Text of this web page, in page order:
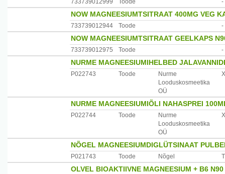
733739012999 Toode -
NOW MAGNEESIUMTSITRAAT 400MG VEG
733739012944 Toode -
NOW MAGNEESIUMTSITRAAT GEELKAPS
733739012975 Toode -
NURME MAGNEESIUMIHELBED
P022743 Toode
Nurme
Looduskosmeetika
OÜ
NURME MAGNEESIUMIÕLI NAHASPREI
P022744 Toode
Nurme
Looduskosmeetika
OÜ
NÕGEL MAGNEESIUMDIGLÜTSINAAT
P021743 Toode Nõgel
OLVEL BIOAKTIIVNE MAGNEESIUM + B6 N90